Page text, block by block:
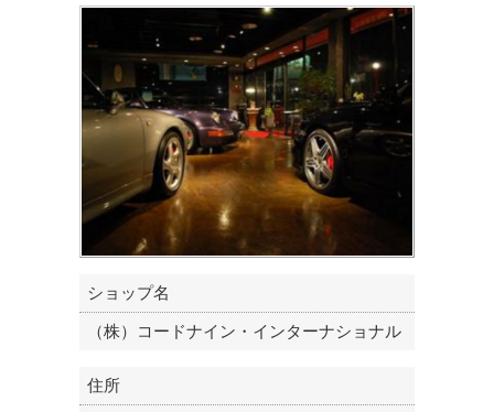
ショップ名
（株）コードナイン・インターナショナル
住所